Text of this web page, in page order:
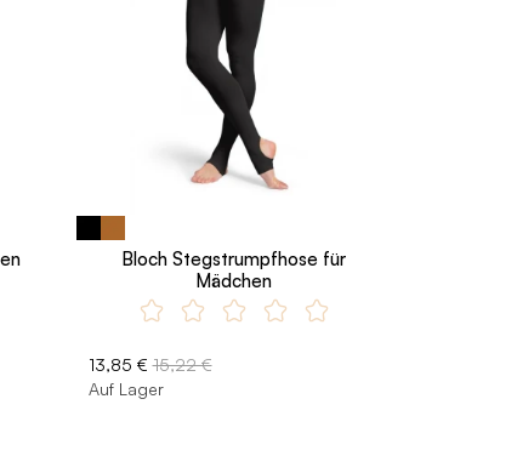
Bloch Stegstrumpfhose für
Mädchen
13,85 € 15,22 €
Auf Lager